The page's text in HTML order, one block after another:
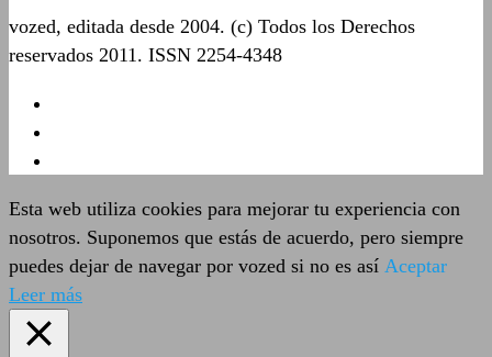
vozed, editada desde 2004. (c) Todos los Derechos
reservados 2011. ISSN 2254-4348
Esta web utiliza cookies para mejorar tu experiencia con
nosotros. Suponemos que estás de acuerdo, pero siempre
puedes dejar de navegar por vozed si no es así Aceptar
Leer más